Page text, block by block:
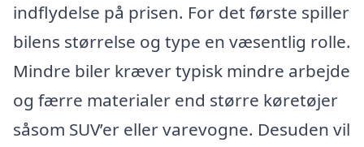
indflydelse på prisen. For det første spiller
bilens størrelse og type en væsentlig rolle.
Mindre biler kræver typisk mindre arbejde
og færre materialer end større køretøjer
såsom SUV’er eller varevogne. Desuden vil